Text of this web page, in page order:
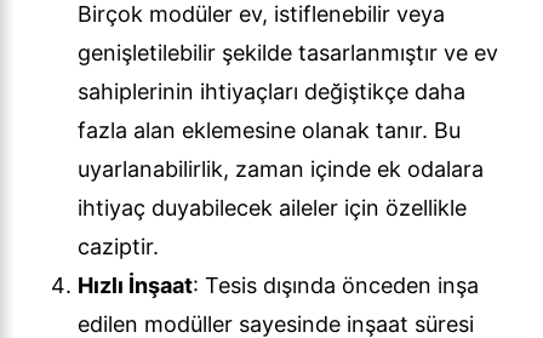
Birçok modüler ev, istiflenebilir veya
genişletilebilir şekilde tasarlanmıştır ve ev
sahiplerinin ihtiyaçları değiştikçe daha
fazla alan eklemesine olanak tanır. Bu
uyarlanabilirlik, zaman içinde ek odalara
ihtiyaç duyabilecek aileler için özellikle
caziptir.
Hızlı İnşaat: Tesis dışında önceden inşa
edilen modüller sayesinde inşaat süresi